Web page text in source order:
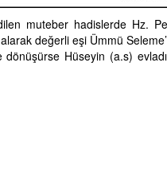
muteber hadislerde Hz.
değerli eşi Ümmü
Hüseyin (a.s)